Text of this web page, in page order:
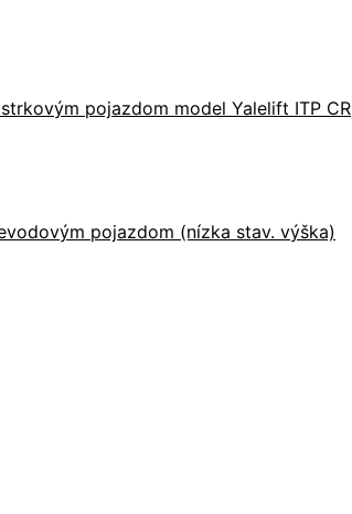
pojazdom model Yalelift ITP CR
pojazdom (nízka stav. výška)